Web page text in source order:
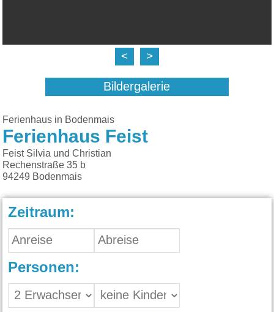
< >
Bildergalerie
Ferienhaus in Bodenmais
Ferienhaus Feist
Feist Silvia und Christian
Rechenstraße 35 b
94249 Bodenmais
Zeitraum:
Personen: